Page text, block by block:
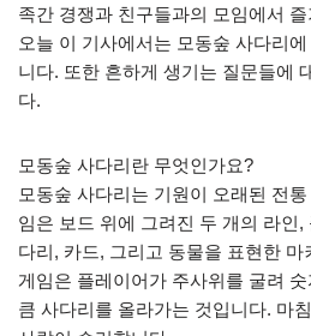
족간 경쟁과 친구들과의 모임에서
오늘 이 기사에서는 모동숲 사다리
니다. 또한 흔하게 생기는 질문들에
다.
모동숲 사다리란 무엇인가요?
모동숲 사다리는 기원이 오래된 전
임은 보드 위에 그려진 두 개의 라인
다리, 카드, 그리고 동물을 표현한
게임은 플레이어가 주사위를 굴려
큼 사다리를 올라가는 것입니다. 마